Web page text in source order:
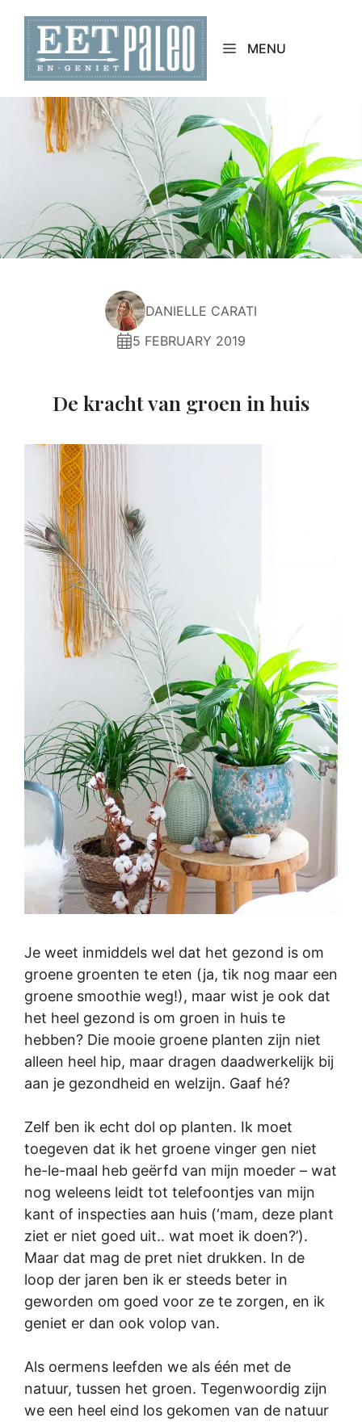
content
MENU
DANIELLE CARATI
5 FEBRUARY 2019
De kracht van groen in huis
Je weet inmiddels wel dat het gezond is om
groene groenten te eten (ja, tik nog maar een
groene smoothie weg!), maar wist je ook dat
het heel gezond is om groen in huis te
hebben? Die mooie groene planten zijn niet
alleen heel hip, maar dragen daadwerkelijk bij
aan je gezondheid en welzijn. Gaaf hé?
Zelf ben ik echt dol op planten. Ik moet
toegeven dat ik het groene vinger gen niet
he-le-maal heb geërfd van mijn moeder – wat
nog weleens leidt tot telefoontjes van mijn
kant of inspecties aan huis (‘mam, deze plant
ziet er niet goed uit.. wat moet ik doen?’).
Maar dat mag de pret niet drukken. In de
loop der jaren ben ik er steeds beter in
geworden om goed voor ze te zorgen, en ik
geniet er dan ook volop van.
Als oermens leefden we als één met de
natuur, tussen het groen. Tegenwoordig zijn
we een heel eind los gekomen van de natuur